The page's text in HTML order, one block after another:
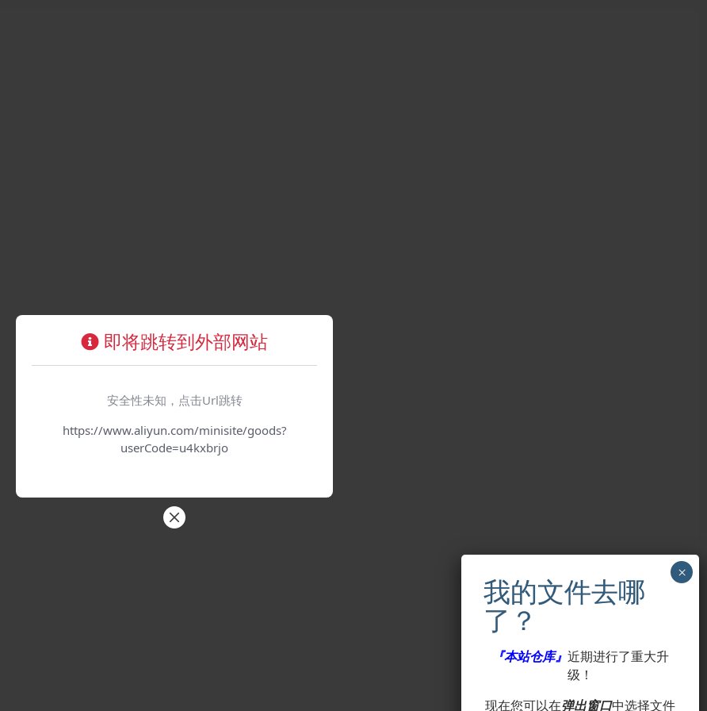
『本站仓库』 近期进行了重大升
级！
现在您可以在弹出窗口中选择文件
即将跳转到外部网站
安全性未知，点击Url跳转
https://www.aliyun.com/minisite/goods?
userCode=u4kxbrjo